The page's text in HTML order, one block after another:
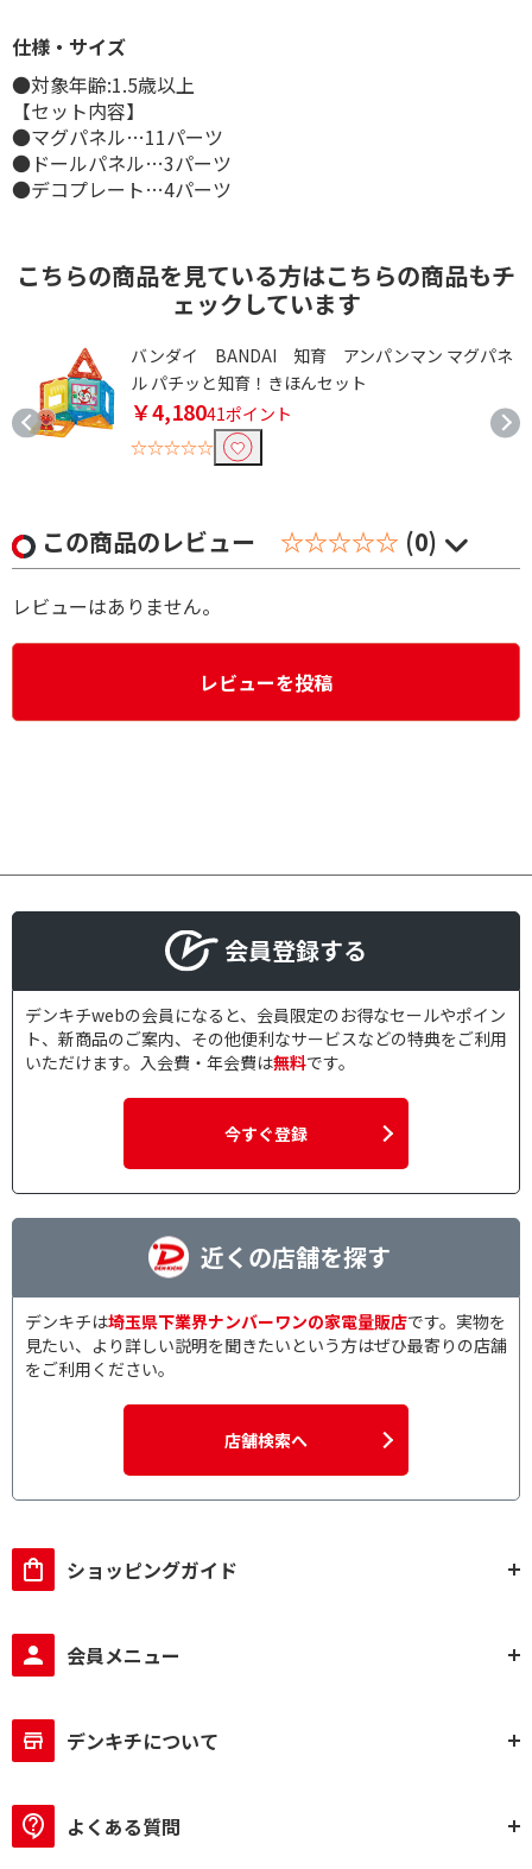
仕様・サイズ
●対象年齢:1.5歳以上
【セット内容】
●マグパネル…11パーツ
●ドールパネル…3パーツ
●デコプレート…4パーツ
こちらの商品を見ている方はこちらの商品もチ
ェックしています
バンダイ BANDAI 知育 アンパンマン マグパネ
ル パチッと知育！きほんセット
￥4,18041ポイント
☆☆☆☆☆
この商品のレビュー ☆☆☆☆☆ (0)
レビューはありません。
レビューを投稿
会員登録する
デンキチwebの会員になると、会員限定のお得なセールやポイン
ト、新商品のご案内、その他便利なサービスなどの特典をご利用
いただけます。入会費・年会費は無料です。
今すぐ登録
近くの店舗を探す
デンキチは埼玉県下業界ナンバーワンの家電量販店です。実物を
見たい、より詳しい説明を聞きたいという方はぜひ最寄りの店舗
をご利用ください。
店舗検索へ
ショッピングガイド
会員メニュー
デンキチについて
よくある質問